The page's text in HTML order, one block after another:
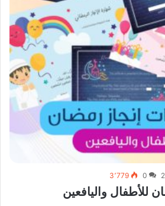
0 3٬779
للأطفال واليافعين